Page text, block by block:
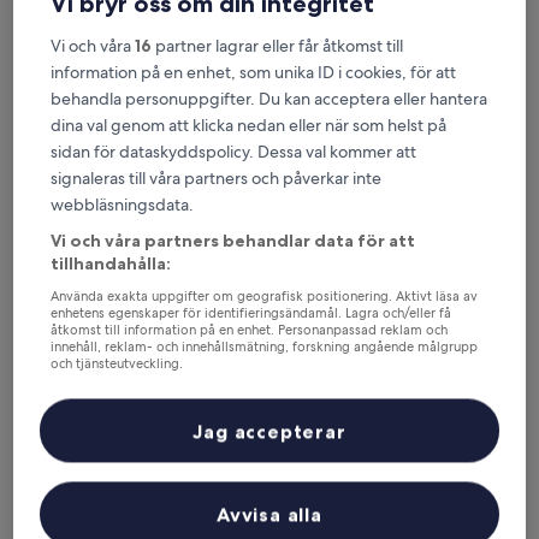
Scandic Strömmen
Scandic Strömmen
3.5-
stjärnigt
boende
Centrala Norrköping, 3,1 km från Norrköping Airport (NRK)
Fantastiskt,
(1 029 recensioner)
8,6/10 Fantastiskt (1 029 recensioner)
Priset
1 055 kr
inklusive skatter och avgifter
Elite Grand Hotel Norrköping
Elite Grand Hotel Norrköping
Elite Grand Hotel Norrköping
Vi och våra16 partner lagrar eller får åtkomst till
information på en enhet, som unika ID i cookies, för att
behandla personuppgifter. Du kan acceptera eller hantera
dina val genom att klicka nedan eller när som helst på
sidan för dataskyddspolicy. Dessa val kommer att
signaleras till våra partners och påverkar inte
webbläsningsdata.
Vi och våra partners behandlar data för att
tillhandahålla:
Använda exakta uppgifter om geografisk positionering. Aktivt läsa av
enhetens egenskaper för identifieringsändamål. Lagra och/eller få
åtkomst till information på en enhet. Personanpassad reklam och
innehåll, reklam- och innehållsmätning, forskning angående målgrupp
och tjänsteutveckling.
Avvisa alla
Jag accepterar